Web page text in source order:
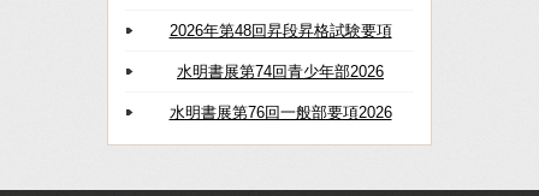
2026年第48回昇段昇格試験要項
水明書展第74回青少年部2026
水明書展第76回一般部要項2026